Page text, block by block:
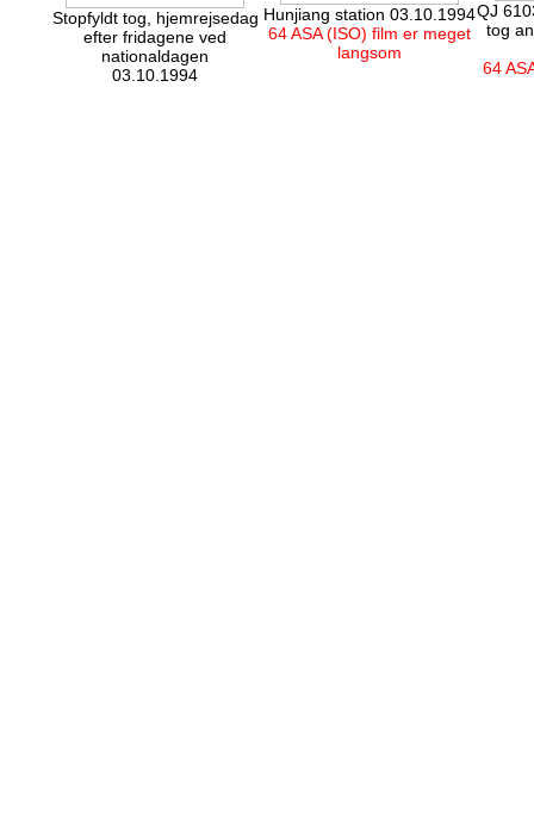
Stopfyldt tog, hjemrejsedag
efter fridagene ved
nationaldagen
03.10.1994
Hunjiang station 03.10.1994
64 ASA (ISO) film er meget
langsom
QJ
tog
64